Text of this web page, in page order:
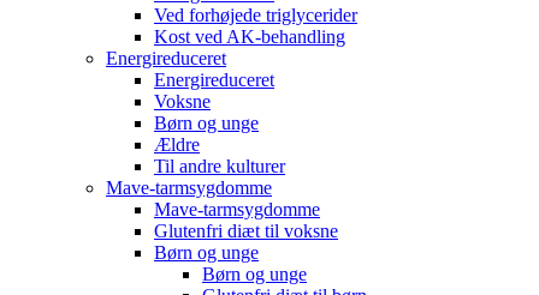
Ved forhøjede triglycerider
Kost ved AK-behandling
Energireduceret
Energireduceret
Voksne
Børn og unge
Ældre
Til andre kulturer
Mave-tarmsygdomme
Mave-tarmsygdomme
Glutenfri diæt til voksne
Børn og unge
Børn og unge